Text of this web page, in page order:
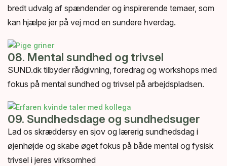
bredt udvalg af spændender og inspirerende temaer, som
kan hjælpe jer på vej mod en sundere hverdag.
08. Mental sundhed og trivsel
SUND.dk tilbyder rådgivning, foredrag og workshops med
fokus på mental sundhed og trivsel på arbejdspladsen.
09. Sundhedsdage og sundhedsuger
Lad os skræddersy en sjov og lærerig sundhedsdag i
øjenhøjde og skabe øget fokus på både mental og fysisk
trivsel i jeres virksomhed